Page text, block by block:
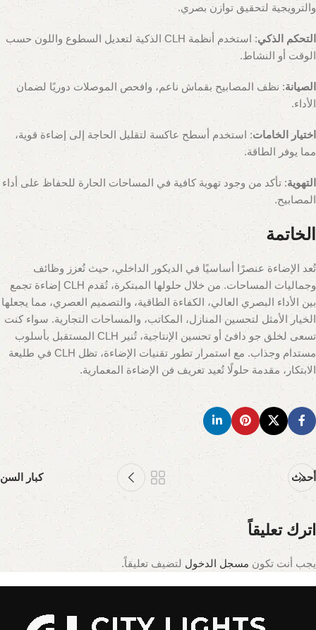
والترويجية لتحقيق توازن بصري.
التحكم الذكي
: استخدم أنظمة CLH الذكية لتعديل السطوع واللون حسب
الوقت أو النشاط.
الصيانة: نظف المصابيح بقماش ناعم، وافحص الموصلات دوريًا لضمان
الأداء.
اختيار الخامات: استخدم أسطح عاكسة لتقليل الحاجة إلى إضاءة قوية،
مما يوفر الطاقة.
التهوية: تأكد من وجود تهوية كافية في المساحات الحارة للحفاظ على أداء
المصابيح.
الخاتمة
تُعد الإضاءة عنصرًا أساسيًا في الديكور الداخلي، حيث تُعزز وظائف
وجماليات المساحات. من خلال حلولها المبتكرة، تُقدم CLH إضاءة تجمع
بين الأداء البصري العالي، الكفاءة الطاقية، والتصميم العصري، مما يجعلها
الخيار الأمثل لتحسين المنازل، المكاتب، والمساحات التجارية. سواء كنت
تسعى لخلق جو دافئ أو تحسين الإنتاجية، تُنير CLH المستقبل بأسلوب
مستدام وجذاب. مع استمرار تطور تقنيات الإضاءة، تظل CLH في طليعة
الابتكار، مقدمة حلولًا تُعيد تعريف فن الإضاءة المعمارية.
أحدث كبار السن
اترك تعليقاً
يجب أنت تكون مسجل الدخول لتضيف تعليقاً.